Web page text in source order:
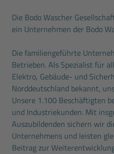
Die Bodo Wascher
ein Unternehmen der Bodo
Die familiengeführte
Betrieben. Als Spezialist für
Elektro, Gebäude- und
Norddeutschland bekannt,
Unsere 1.100 Beschäftigten
und Industriekunden. Mit
Auszubildenden sichern wir
Unternehmens und leisten
Beitrag zur